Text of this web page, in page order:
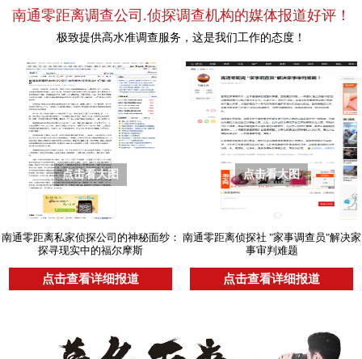
南通零距离调查公司.侦探调查机构的媒体报道好评！
极致提供高水准调查服务，这是我们工作的态度！
点击看大图
南通零距离私家侦探公司的神秘面纱：
探寻现实中的福尔摩斯
点击查看详细报道
点击看大图
南通零距离侦探社 "家事调查员"解决家
事审判难题
点击查看详细报道